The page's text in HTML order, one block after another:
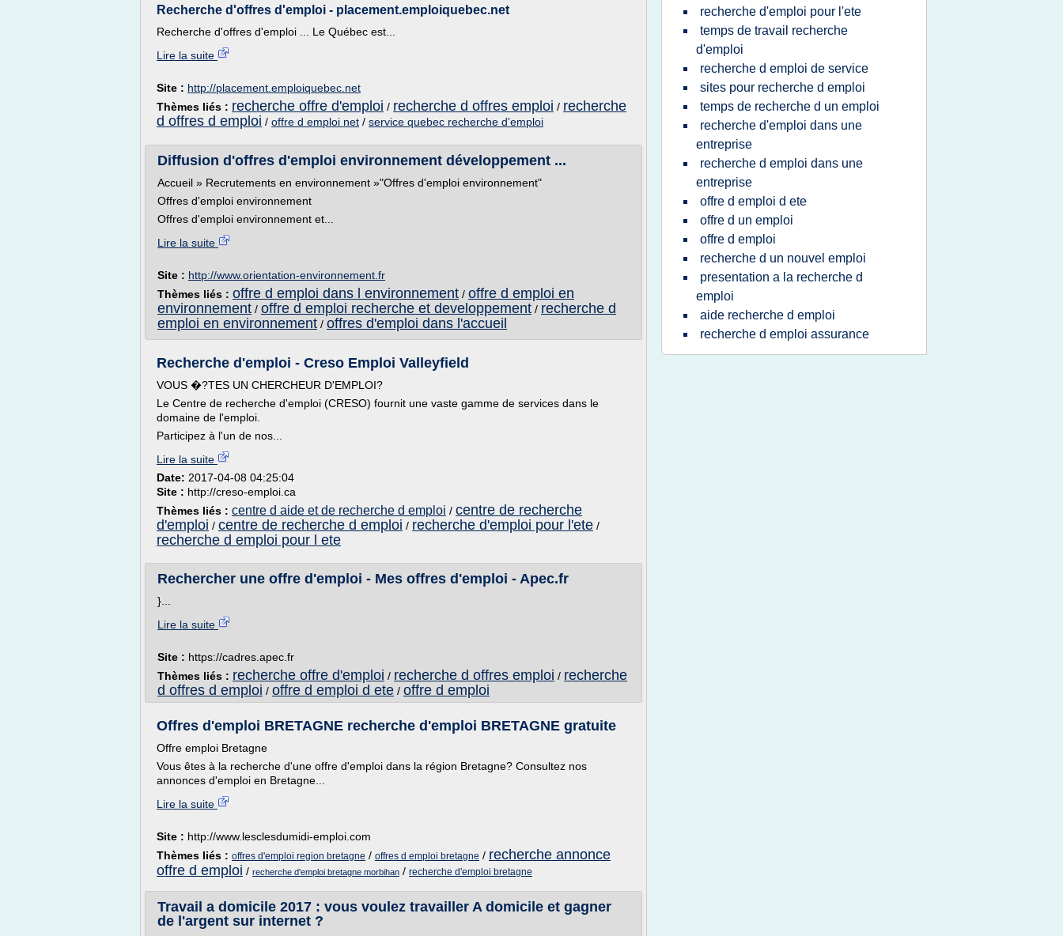
Recherche d'offres d'emploi - placement.emploiquebec.net
Recherche d'offres d'emploi ... Le Québec est...
Lire la suite
Site : http://placement.emploiquebec.net
Thèmes liés : recherche offre d'emploi / recherche d offres emploi / recherche
d offres d emploi / offre d emploi net / service quebec recherche d'emploi
Diffusion d'offres d'emploi environnement développement ...
Accueil » Recrutements en environnement »"Offres d'emploi environnement"
Offres d'emploi environnement
Offres d'emploi environnement et...
Lire la suite
Site : http://www.orientation-environnement.fr
Thèmes liés : offre d emploi dans l environnement / offre d emploi en
environnement / offre d emploi recherche et developpement / recherche d
emploi en environnement / offres d'emploi dans l'accueil
Recherche d'emploi - Creso Emploi Valleyfield
VOUS �?TES UN CHERCHEUR D'EMPLOI?
Le Centre de recherche d'emploi (CRESO) fournit une vaste gamme de services dans le
domaine de l'emploi.
Participez à l'un de nos...
Lire la suite
Date: 2017-04-08 04:25:04
Site : http://creso-emploi.ca
Thèmes liés : centre d aide et de recherche d emploi / centre de recherche
d'emploi / centre de recherche d emploi / recherche d'emploi pour l'ete /
recherche d emploi pour l ete
Rechercher une offre d'emploi - Mes offres d'emploi - Apec.fr
}...
Lire la suite
Site : https://cadres.apec.fr
Thèmes liés : recherche offre d'emploi / recherche d offres emploi / recherche
d offres d emploi / offre d emploi d ete / offre d emploi
Offres d'emploi BRETAGNE recherche d'emploi BRETAGNE gratuite
Offre emploi Bretagne
Vous êtes à la recherche d'une offre d'emploi dans la région Bretagne? Consultez nos
annonces d'emploi en Bretagne...
Lire la suite
Site : http://www.lesclesdumidi-emploi.com
Thèmes liés : offres d'emploi region bretagne / offres d emploi bretagne / recherche annonce
offre d emploi / recherche d'emploi bretagne morbihan / recherche d'emploi bretagne
Travail a domicile 2017 : vous voulez travailler A domicile et gagner
de l'argent sur internet ?
recherche d'emploi pour l'ete
temps de travail recherche
d'emploi
recherche d emploi de service
sites pour recherche d emploi
temps de recherche d un emploi
recherche d'emploi dans une
entreprise
recherche d emploi dans une
entreprise
offre d emploi d ete
offre d un emploi
offre d emploi
recherche d un nouvel emploi
presentation a la recherche d
emploi
aide recherche d emploi
recherche d emploi assurance